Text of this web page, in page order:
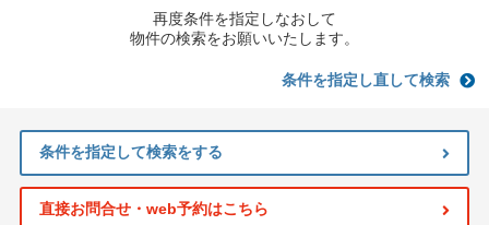
再度条件を指定しなおして
物件の検索をお願いいたします。
条件を指定し直して検索
条件を指定して検索をする
直接お問合せ・web予約はこちら